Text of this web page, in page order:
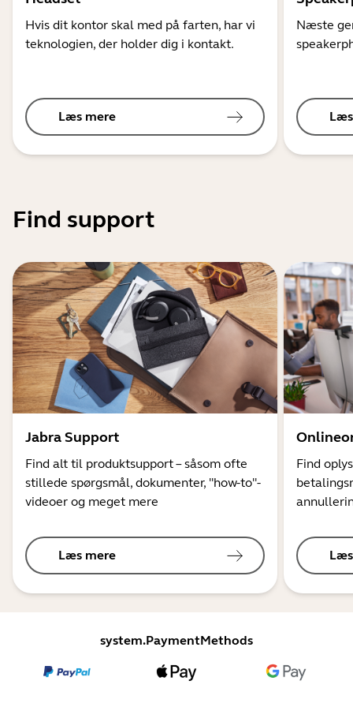
Hvis dit kontor skal med på farten, har vi
teknologien, der holder dig i kontakt.
Læs mere
Næste
Find support
Jabra Support
Find alt til produktsupport – såsom ofte
stillede spørgsmål, dokumenter, "how-to"-
videoer og meget mere
Læs mere
Find
system.PaymentMethods